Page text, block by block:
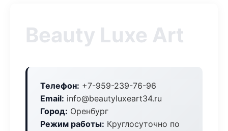
Beauty Luxe Art
Телефон: +7-959-239-76-96
Email: info@beautyluxeart34.ru
Город: Оренбург
Режим работы: Круглосуточно по